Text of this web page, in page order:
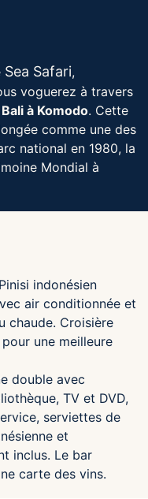
Sea Safari,
voguerez à travers
à Komodo. Cette
comme une des
national en 1980, la
Mondial à
indonésien
air conditionnée et
chaude. Croisière
une meilleure
double avec
TV et DVD,
serviettes de
et
inclus. Le bar
carte des vins.